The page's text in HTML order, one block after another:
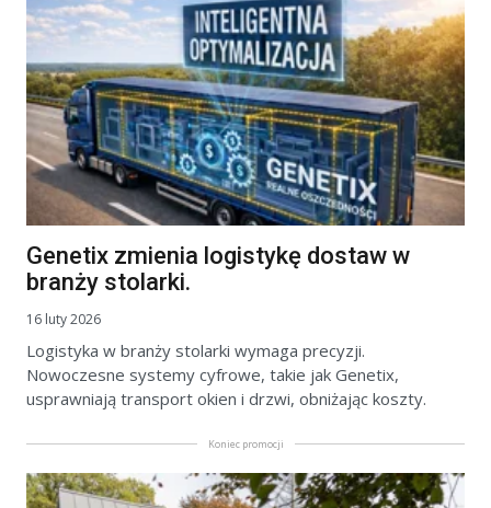
Genetix zmienia logistykę dostaw w
branży stolarki.
16 luty 2026
Logistyka w branży stolarki wymaga precyzji.
Nowoczesne systemy cyfrowe, takie jak Genetix,
usprawniają transport okien i drzwi, obniżając koszty.
Koniec promocji